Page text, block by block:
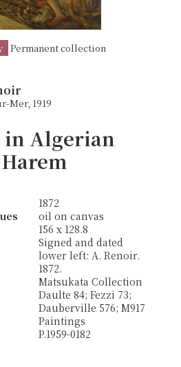
Permanent collection
Mer, 1919
in Algerian
1872
oil on canvas
156 x 128.8
Signed and dated
lower left: A. Renoir.
1872.
Matsukata Collection
Daulte 84; Fezzi 73;
Dauberville 576; M917
Paintings
P.1959-0182